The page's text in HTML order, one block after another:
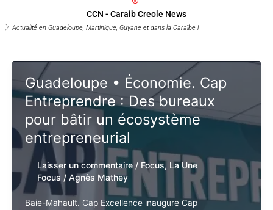
Actualité en Guadeloupe, Martinique, Guyane et dans la Caraïbe !
CCN - Caraib Creole News
Guadeloupe • Économie. Cap
Entreprendre : Des bureaux
pour bâtir un écosystème
entrepreneurial
Laisser un commentaire / Focus, La Une
Focus / Agnès Mathey
Baie-Mahault. Cap Excellence inaugure Cap